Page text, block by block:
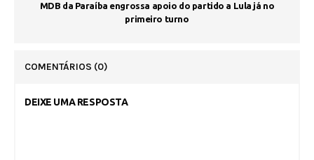
MDB da Paraíba engrossa apoio do partido a Lula já no
primeiro turno
COMENTÁRIOS (0)
DEIXE UMA RESPOSTA